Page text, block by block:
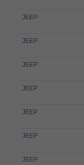
JEEP
JEEP
JEEP
JEEP
JEEP
JEEP
JEEP